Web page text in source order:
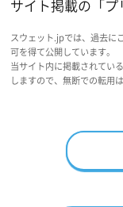
サイト掲載の「プ
スウェット.jpでは、過去に
可を得て公開しています。
当サイト内に掲載されてい
しますので、無断での転用